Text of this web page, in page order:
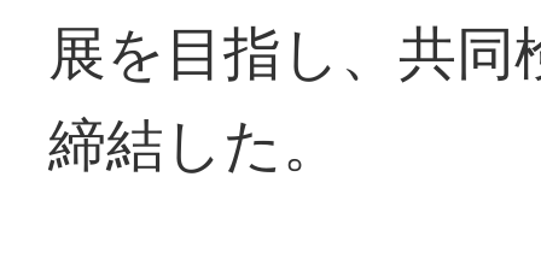
展を目指し、共
締結した。